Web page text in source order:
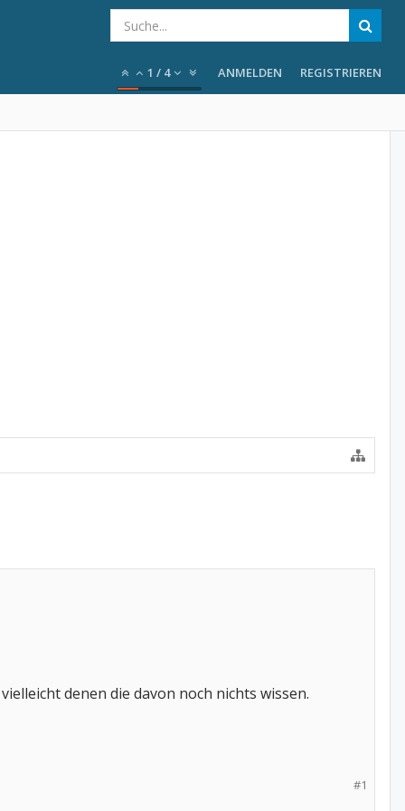
1 / 4 ANMELDEN REGISTRIEREN
denen die davon noch nichts wissen.
#1